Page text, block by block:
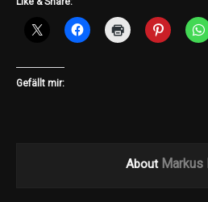
Gefällt mir:
About Markus